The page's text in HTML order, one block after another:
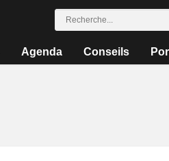
Agenda Conseils